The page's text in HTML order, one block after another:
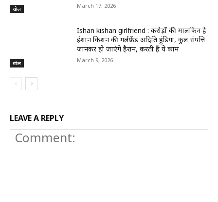
खेल March 17, 2026
खेल
Ishan kishan girlfriend : करोड़ों की मालकिन है
ईशान किशन की गर्लफ्रेंड अदिति हुंडिया, कुल संपत्ति
जानकर हो जाएंगे हैरान, करती हैं ये काम
March 9, 2026
LEAVE A REPLY